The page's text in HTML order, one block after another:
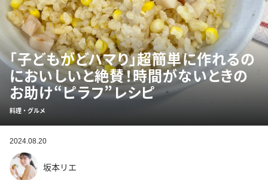
「子どもがどハマり」超簡単に作れるの
においしいと絶賛！時間がないときの
お助け“ピラフ”レシピ
料理・グルメ
2024.08.20
坂本リエ